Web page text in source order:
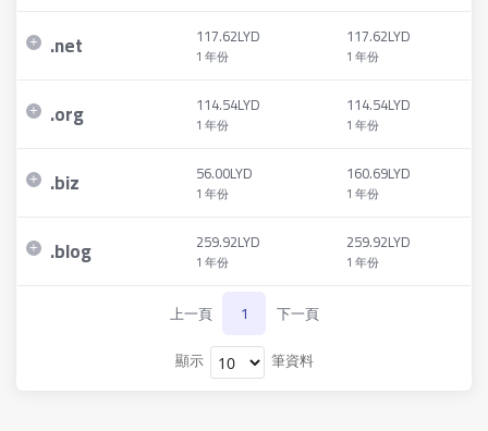
.net 117.62LYD
1 年份
117.62LYD
1 年份
.org 114.54LYD
1 年份
114.54LYD
1 年份
.biz 56.00LYD
1 年份
160.69LYD
1 年份
.blog 259.92LYD
1 年份
259.92LYD
1 年份
上一頁 1
下一頁
顯示
筆資料